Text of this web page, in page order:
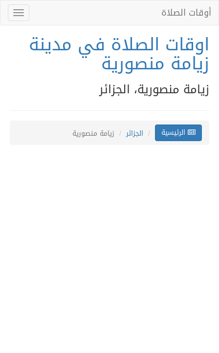
أوقات الصلاة
اوقات الصلاة في مدينة
زيامة منصورية
زيامة منصورية، الجزائر
الرئيسية الجزائر زيامة منصورية